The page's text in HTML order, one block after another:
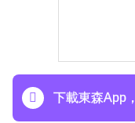
下載東森App